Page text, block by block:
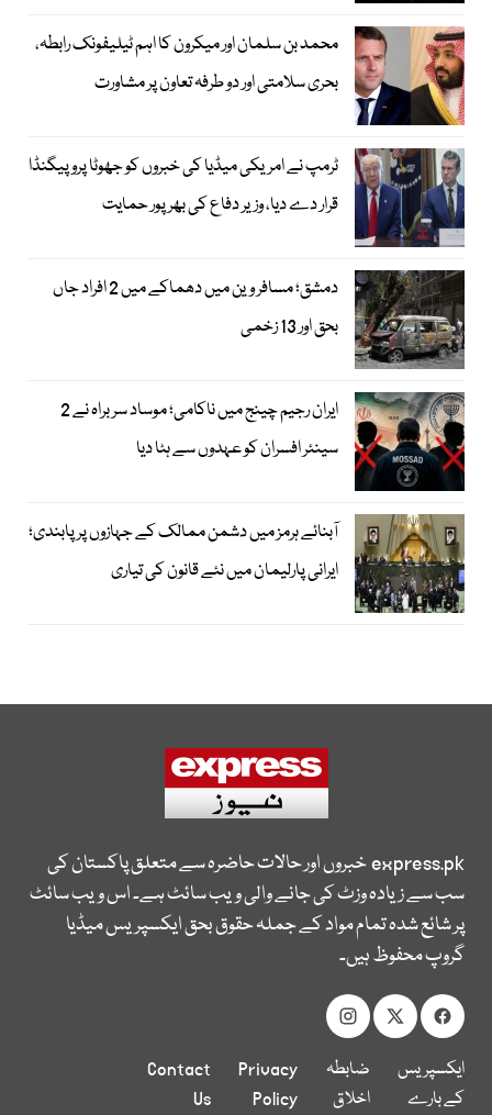
محمد بن سلمان اور میکرون کا اہم ٹیلیفونک رابطہ،
بحری سلامتی اور دو طرفہ تعاون پر مشاورت
ٹرمپ نے امریکی میڈیا کی خبروں کو جھوٹا پروپیگنڈا
قرار دے دیا، وزیر دفاع کی بھرپور حمایت
دمشق؛ مسافر وین میں دھماکے میں 2 افراد جاں
بحق اور 13 زخمی
ایران رجیم چینج میں ناکامی؛ موساد سربراہ نے 2
سینئر افسران کو عہدوں سے ہٹا دیا
آبنائے ہرمز میں دشمن ممالک کے جہازوں پر پابندی؛
ایرانی پارلیمان میں نئے قانون کی تیاری
express.pkخبروں اور حالات حاضرہ سے متعلق پاکستان کی
سب سے زیادہ وزٹ کی جانے والی ویب سائٹ ہے۔ اس ویب سائٹ
پر شائع شدہ تمام مواد کے جملہ حقوق بحق ایکسپریس میڈیا
گروپ محفوظ ہیں۔
ایکسپریس
کے بارے
ضابطہ
اخلاق
Privacy
Policy
Contact
Us